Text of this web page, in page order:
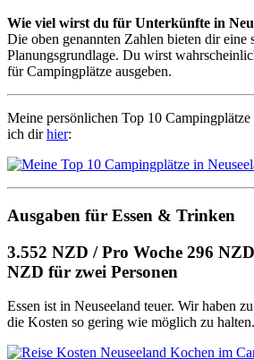
Wie viel wirst du für Unterkünfte in
Die oben genannten Zahlen bieten dir eine
Planungsgrundlage. Du wirst
für Campingplätze ausgeben.
Meine persönlichen Top 10
ich dirhier:
Ausgaben für Essen & Trinken
3.552 NZD / Pro Woche 296
NZD für zwei Personen
Essen ist in Neuseeland teuer. Wir haben
die Kosten so gering wie möglich zu halten.